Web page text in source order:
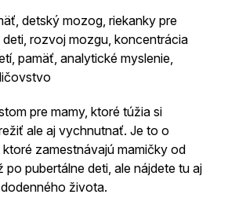
detský mozog, riekanky pre
deti, rozvoj mozgu, koncentrácia
pamäť, analytické myslenie,
pre mamy, ktoré túžia si
ale aj vychnutnať. Je to o
zamestnávajú mamičky od
pubertálne deti, ale nájdete tu aj
života.